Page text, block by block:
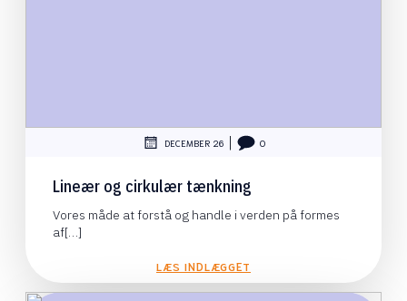
DECEMBER 26 0
Lineær og cirkulær tænkning
Vores måde at forstå og handle i verden på formes
af[…]
LÆS INDLÆGGET